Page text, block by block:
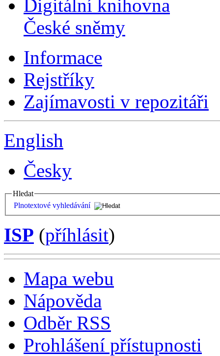
Digitální knihovna
České sněmy
Informace
Rejstříky
Zajímavosti v repozitáři
English
Česky
Hledat
Plnotextové vyhledávání
ISP (příhlásit)
Mapa webu
Nápověda
Odběr RSS
Prohlášení přístupnosti